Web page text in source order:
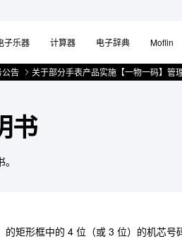
子乐器 计算器 电子辞典 Moflin
告 关于部分手表产品实施【一物一码】管理
书
的矩形框中的 4 位（或 3 位）的机芯号